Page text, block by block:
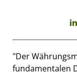
"Der
fundamentalen